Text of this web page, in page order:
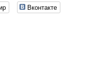
Вконтакте